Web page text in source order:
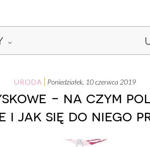
URODA poniedziałek, 10 czerwca 2019
- na czym
i jak się do niego